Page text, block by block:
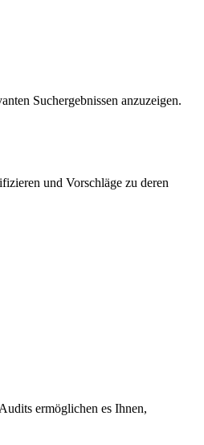
Suchergebnissen anzuzeigen.
und Vorschläge zu deren
ermöglichen es Ihnen,